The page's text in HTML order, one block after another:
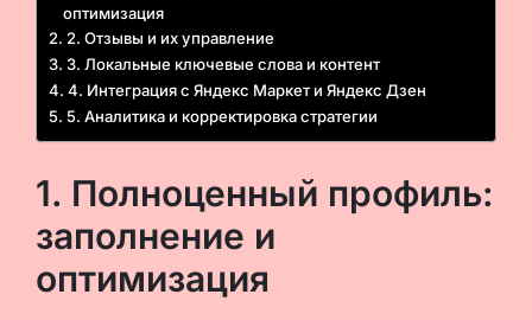
оптимизация
2. Отзывы и их управление
3. Локальные ключевые слова и контент
4. Интеграция с Яндекс Маркет и Яндекс Дзен
5. Аналитика и корректировка стратегии
1. Полноценный профиль:
заполнение и
оптимизация